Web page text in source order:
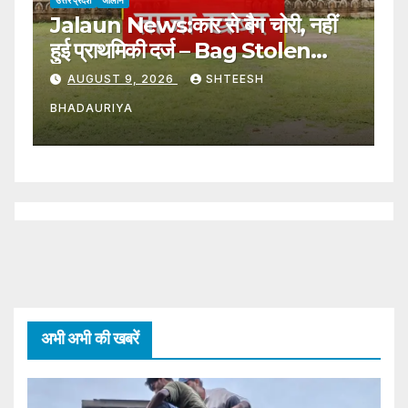
Jalaun News:कार से बैग चोरी, नहीं
हुई प्राथमिकी दर्ज – Bag Stolen
From Car; No Fir Registered
AUGUST 9, 2026 SHTEESH
BHADAURIYA
अभी अभी की खबरें